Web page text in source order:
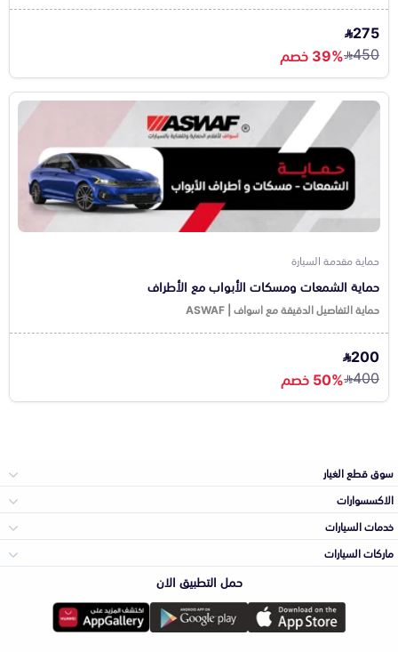
275
450 39% خصم
حماية مقدمة السيارة
حماية الشمعات ومسكات الأبواب مع الأطراف
حماية التفاصيل الدقيقة مع اسواف | ASWAF
200
400 50% خصم
سوق قطع الغيار
الصدامات و الشبوك
المكائن، القيرات
وملحقاتها
الاكسسوارات
لوازم الرحلات
خدمات السيارات
الأكثر مبيعاً
ماركات السيارات
تويوتا
حمل التطبيق الان